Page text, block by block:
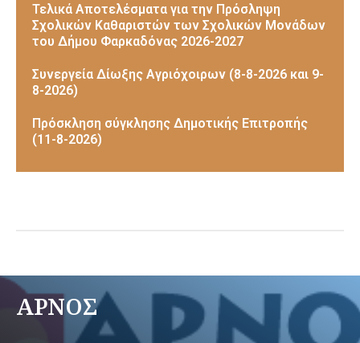
Τελικά Αποτελέσματα για την Πρόσληψη
Σχολικών Καθαριστών των Σχολικών Μονάδων
του Δήμου Φαρκαδόνας 2026-2027
Συνεργεία Δίωξης Αγριόχοιρων (8-8-2026 και 9-
8-2026)
Πρόσκληση σύγκλησης Δημοτικής Επιτροπής
(11-8-2026)
ΑΡΝΟΣ